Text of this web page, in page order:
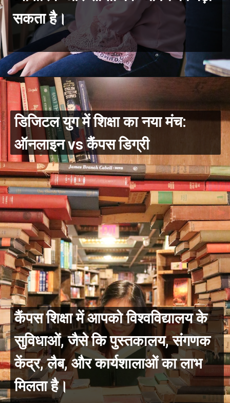
सकता है।
कैंपस शिक्षा में आपको विश्वविद्यालय के
सुविधाओं, जैसे कि पुस्तकालय, संगणक
केंद्र, लैब, और कार्यशालाओं का लाभ
मिलता है।
डिजिटल युग में शिक्षा का नया मंच:
ऑनलाइन vs कैंपस डिग्री